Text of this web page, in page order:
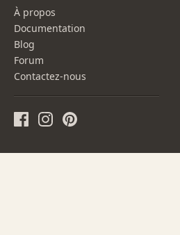
À propos
Documentation
Blog
Forum
Contactez-nous